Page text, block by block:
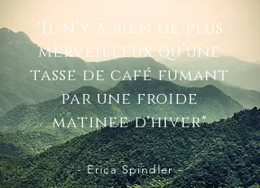
"Il n’y a rien de plus
merveilleux qu’une
tasse de café fumant
par une froide
matinee d'hiver"
- Erica Spindler -